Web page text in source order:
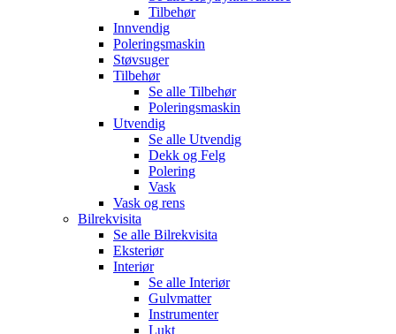
Tilbehør
Innvendig
Poleringsmaskin
Støvsuger
Tilbehør
Se alle Tilbehør
Poleringsmaskin
Utvendig
Se alle Utvendig
Dekk og Felg
Polering
Vask
Vask og rens
Bilrekvisita
Se alle Bilrekvisita
Eksteriør
Interiør
Se alle Interiør
Gulvmatter
Instrumenter
Lukt